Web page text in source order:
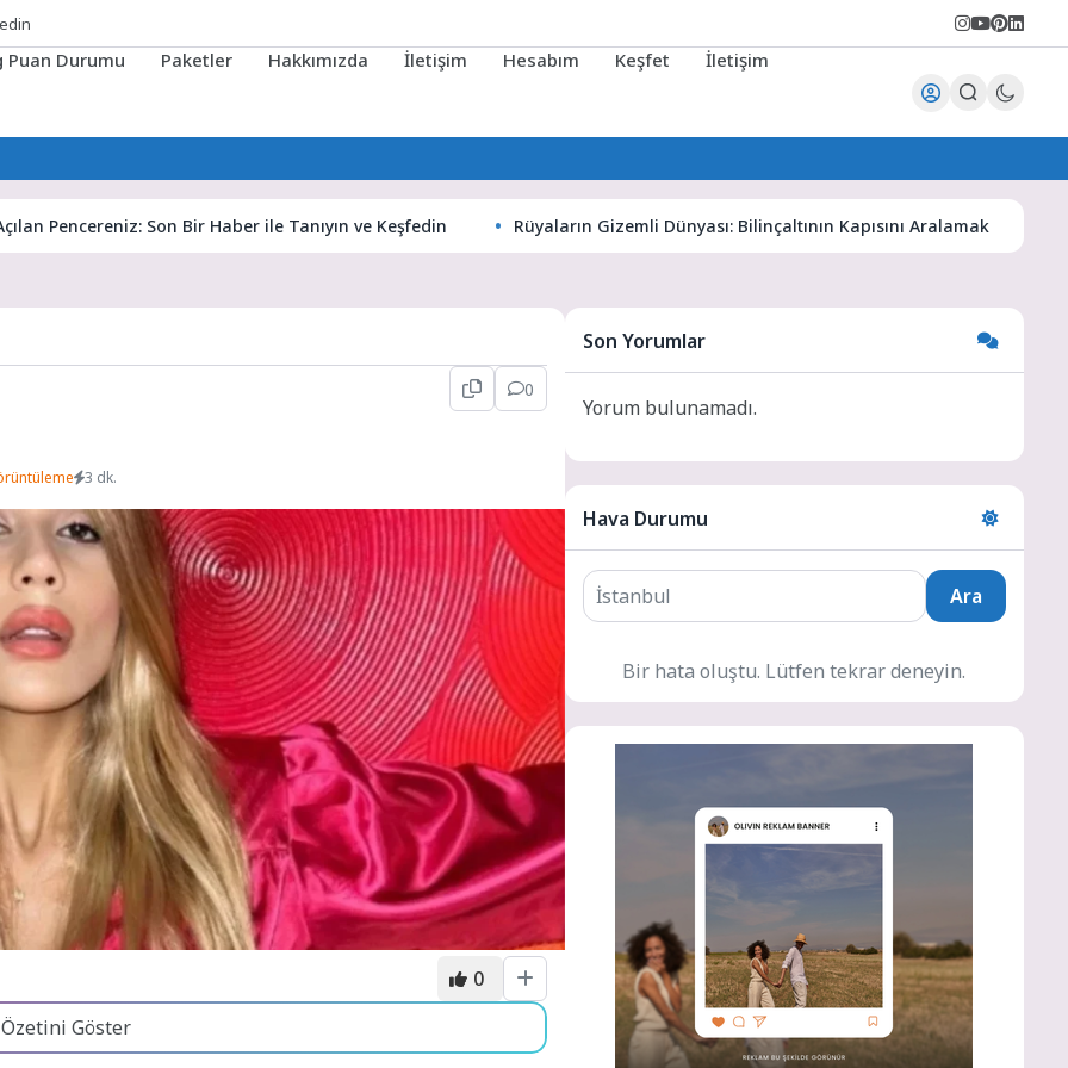
Puan Durumu Paketler Hakkımızda İletişim Hesabım Keşfet İletişim
Son Bir Haber ile Tanıyın ve Keşfedin Rüyaların Gizemli Dünyası: Bilinçaltının Kapısını Aralamak Karaman
0
3 dk.
0
Özetini Göster
Son Yorumlar
Yorum bulunamadı.
Hava Durumu
Ara
Bir hata oluştu. Lütfen tekrar deneyin.